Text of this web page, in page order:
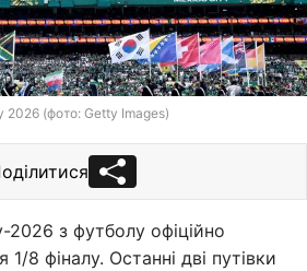
2026 (фото: Getty Images)
2026 з футболу офіційно
8 фіналу. Останні дві путівки